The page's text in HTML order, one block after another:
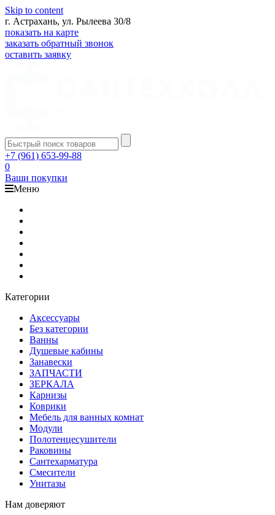
Skip to content
г. Астрахань, ул. Рылеева 30/8
показать на карте
заказать обратный звонок
оставить заявку
+7 (961) 653-99-88
0
Ваши покупки
Меню
Категории
Аксессуары
Без категории
Ванны
Душевые кабины
Занавески
ЗАПЧАСТИ
ЗЕРКАЛА
Карнизы
Коврики
Мебель для ванных комнат
Модули
Полотенцесушители
Раковины
Сантехарматура
Смесители
Унитазы
Нам доверяют